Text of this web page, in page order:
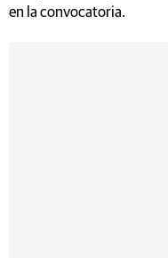
en la convocatoria.